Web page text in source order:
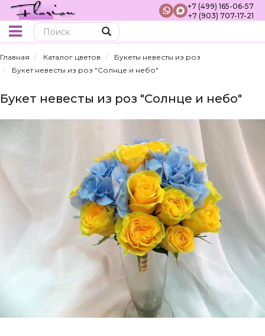
+7 (499) 165-06-57
+7 (903) 707-17-21
Главная Каталог цветов
Букеты невесты из роз
Букет невесты из роз "Солнце и небо"
Букет невесты из роз "Солнце и небо"